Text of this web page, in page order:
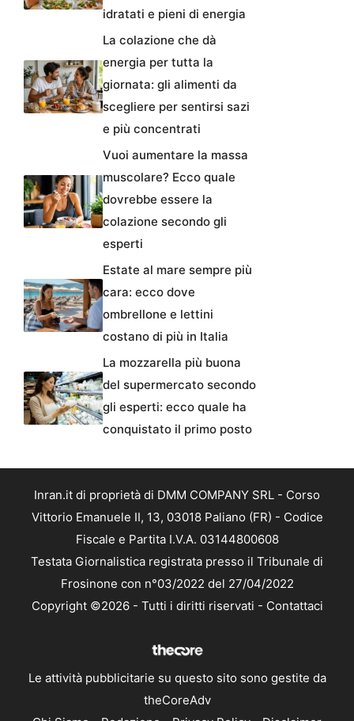
idratati e pieni di energia
La colazione che dà
energia per tutta la
giornata: gli alimenti da
scegliere per sentirsi sazi
e più concentrati
Vuoi aumentare la massa
muscolare? Ecco quale
dovrebbe essere la
colazione secondo gli
esperti
Estate al mare sempre più
cara: ecco dove
ombrellone e lettini
costano di più in Italia
La mozzarella più buona
del supermercato secondo
gli esperti: ecco quale ha
conquistato il primo posto
Inran.it di proprietà di DMM COMPANY SRL - Corso
Vittorio Emanuele II, 13, 03018 Paliano (FR) - Codice
Fiscale e Partita I.V.A. 03144800608
Testata Giornalistica registrata presso il Tribunale di
Frosinone con n°03/2022 del 27/04/2022
Copyright ©2026 - Tutti i diritti riservati - Contattaci
Le attività pubblicitarie su questo sito sono gestite da
theCoreAdv